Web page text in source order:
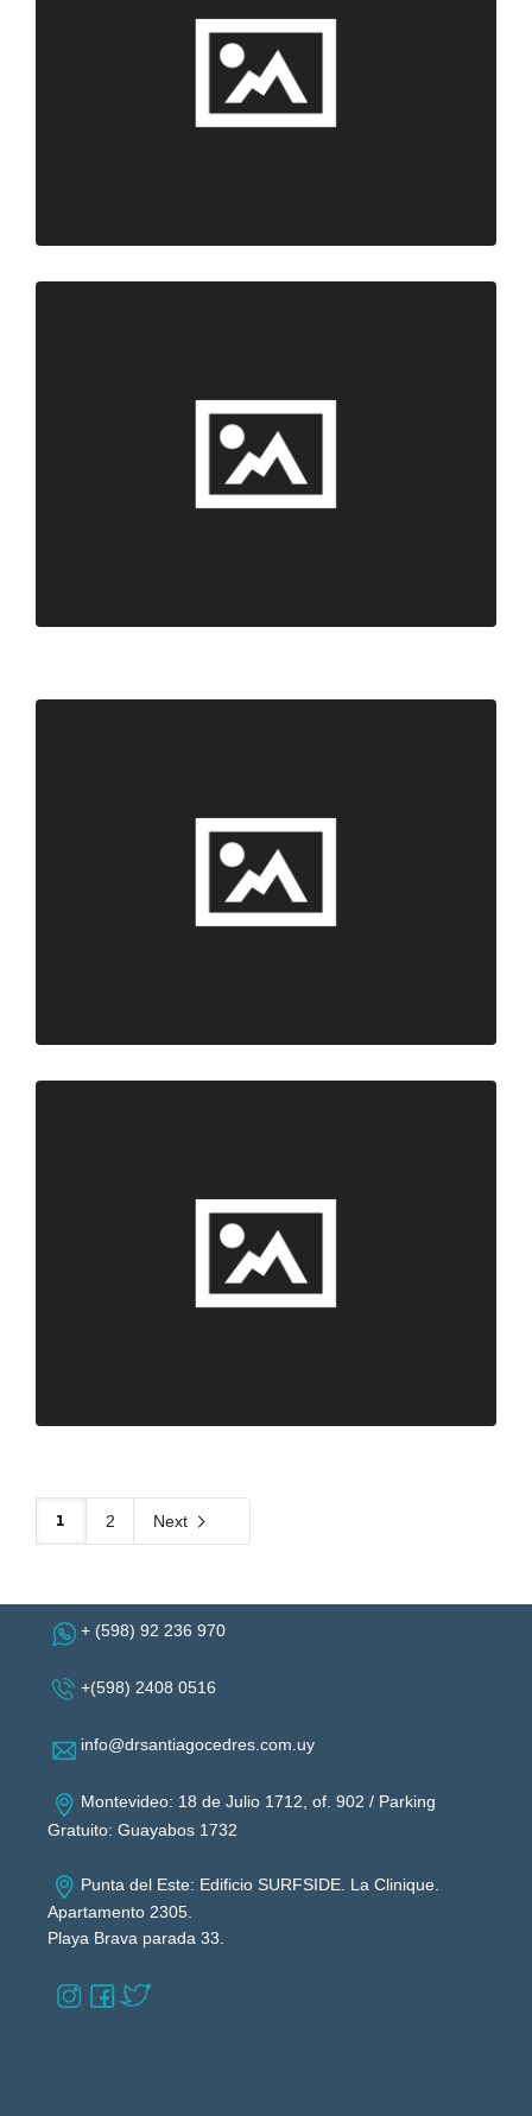
1 2 Next
+ (598) 92 236 970
+(598) 2408 0516
info@drsantiagocedres.com.uy
Montevideo: 18 de Julio 1712, of. 902 / Parking
Gratuito: Guayabos 1732
Punta del Este: Edificio SURFSIDE. La Clinique.
Apartamento 2305.
Playa Brava parada 33.